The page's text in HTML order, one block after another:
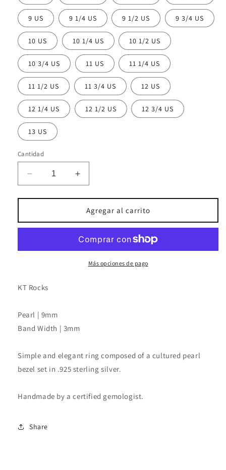
9 US 9 1/4 US 9 1/2 US 9 3/4 US
10 US 10 1/4 US 10 1/2 US
10 3/4 US 11 US 11 1/4 US
11 1/2 US 11 3/4 US 12 US
12 1/4 US 12 1/2 US 12 3/4 US
13 US
Cantidad
Reducir
cantidad
para
Sterling
Silver
Aumentar
cantidad
para
Pearl
Sterling
Silver
Ring
Agregar al carrito
Más opciones de pago
KT Rocks
Pearl | 9mm
Band Width | 3mm
Simple and elegant ring composed of a cultured pearl
bezel set in .925 sterling silver.
Handmade by a certified gemologist.
Share